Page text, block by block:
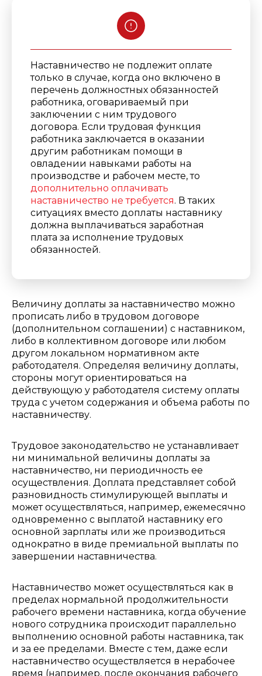
Наставничество не подлежит оплате
только в случае, когда оно включено в
перечень должностных обязанностей
работника, оговариваемый при
заключении с ним трудового
договора. Если трудовая функция
работника заключается в оказании
другим работникам помощи в
овладении навыками работы на
производстве и рабочем месте, то
дополнительно оплачивать
наставничество не требуется. В таких
ситуациях вместо доплаты наставнику
должна выплачиваться заработная
плата за исполнение трудовых
обязанностей.
Величину доплаты за наставничество можно
прописать либо в трудовом договоре
(дополнительном соглашении) с наставником,
либо в коллективном договоре или любом
другом локальном нормативном акте
работодателя. Определяя величину доплаты,
стороны могут ориентироваться на
действующую у работодателя систему оплаты
труда с учетом содержания и объема работы по
наставничеству.
Трудовое законодательство не устанавливает
ни минимальной величины доплаты за
наставничество, ни периодичность ее
осуществления. Доплата представляет собой
разновидность стимулирующей выплаты и
может осуществляться, например, ежемесячно
одновременно с выплатой наставнику его
основной зарплаты или же производиться
однократно в виде премиальной выплаты по
завершении наставничества.
Наставничество может осуществляться как в
пределах нормальной продолжительности
рабочего времени наставника, когда обучение
нового сотрудника происходит параллельно
выполнению основной работы наставника, так
и за ее пределами. Вместе с тем, даже если
наставничество осуществляется в нерабочее
время (например, после окончания рабочего